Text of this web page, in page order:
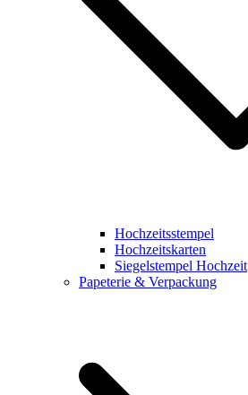
Hochzeitsstempel
Hochzeitskarten
Siegelstempel Hochzeit
Papeterie & Verpackung